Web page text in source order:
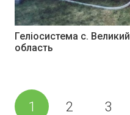
Геліосистема c.
область
1 2 3